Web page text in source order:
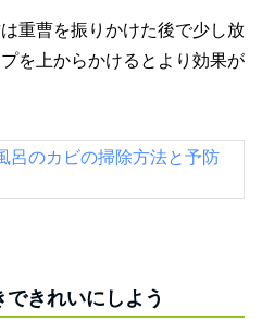
重曹を振りかけた後で少し放
を上からかけるとより効果が
呂のカビの掃除方法と予防
できれいにしよう